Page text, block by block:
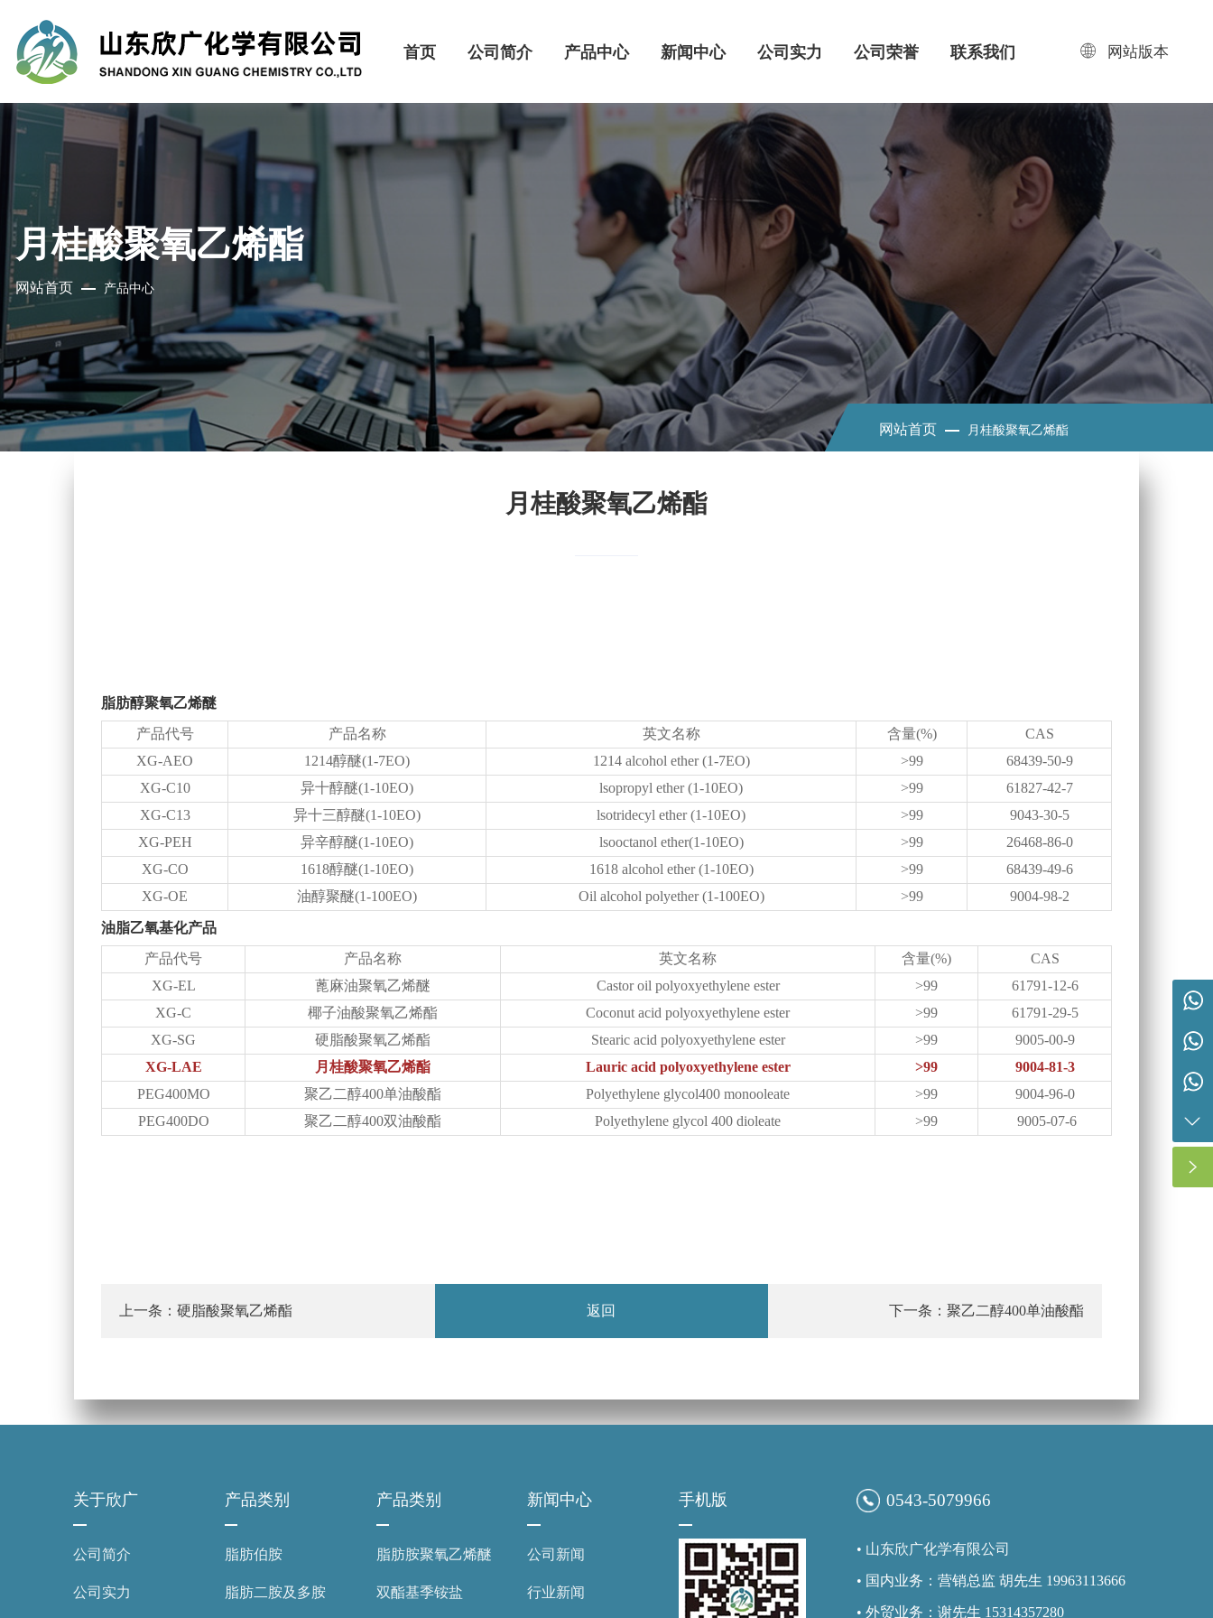
首页 公司简介 产品中心 新闻中心 公司实力 公司荣誉 联系我们 网站版本
月桂酸聚氧乙烯酯
网站首页 产品中心
网站首页 月桂酸聚氧乙烯酯
月桂酸聚氧乙烯酯
脂肪醇聚氧乙烯醚
产品代号
产品名称 英文名称 含量(%)
CAS
XG-AEO
1214醇醚(1-7EO) 1214 alcohol ether (1-7EO) >99
68439-50-9
XG-C10
异十醇醚(1-10EO) lsopropyl ether (1-10EO) >99
61827-42-7
XG-C13
异十三醇醚(1-10EO) lsotridecyl ether (1-10EO) >99
9043-30-5
XG-PEH
异辛醇醚(1-10EO) lsooctanol ether(1-10EO) >99
26468-86-0
XG-CO
1618醇醚(1-10EO) 1618 alcohol ether (1-10EO) >99
68439-49-6
XG-OE
油醇聚醚(1-100EO) Oil alcohol polyether (1-100EO) >99 9004-98-2
油脂乙氧基化产品
产品代号
产品名称 英文名称 含量(%)
CAS
XG-EL
蓖麻油聚氧乙烯醚 Castor oil polyoxyethylene ester >99
61791-12-6
XG-C
椰子油酸聚氧乙烯酯 Coconut acid polyoxyethylene ester >99
61791-29-5
XG-SG
硬脂酸聚氧乙烯酯 Stearic acid polyoxyethylene ester >99
9005-00-9
XG-LAE
月桂酸聚氧乙烯酯 Lauric acid polyoxyethylene ester >99
9004-81-3
PEG400MO
聚乙二醇400单油酸酯 Polyethylene glycol400 monooleate >99
9004-96-0
PEG400DO
聚乙二醇400双油酸酯 Polyethylene glycol 400 dioleate >99 9005-07-6
上一条：硬脂酸聚氧乙烯酯 返回 下一条：聚乙二醇400单油酸酯
关于欣广
公司简介
公司实力
产品类别
脂肪伯胺
脂肪二胺及多胺
产品类别
脂肪胺聚氧乙烯醚
双酯基季铵盐
新闻中心
公司新闻
行业新闻
手机版 0543-5079966
• 山东欣广化学有限公司
• 国内业务：营销总监 胡先生 19963113666
• 外贸业务：谢先生 15314357280
营销总监 胡先生 19963113666
内贸：胡先生 19963113666
外贸：谢先生 15314357280
外贸：高女士 15066903533